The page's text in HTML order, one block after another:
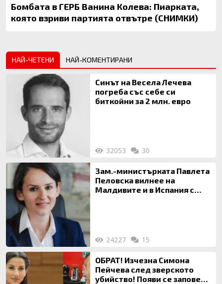
Бомбата в ГЕРБ Ванина Колева: Пиарката,
която взриви партията отвътре (СНИМКИ)
НАЙ-ЧЕТЕНИ НАЙ-КОМЕНТИРАНИ
Синът на Весела Лечева
погреба със себе си
биткойни за 2 млн. евро
32053 30
Зам.-министърката Павлета
Пеловска вилнее на
Малдивите и в Испания с
24227 15
ОБРАТ! Изчезна Симона
Пейчева след зверското
убийство! Появи се заповед